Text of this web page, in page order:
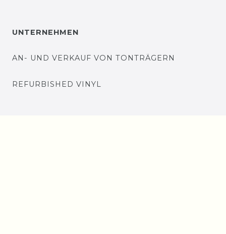
UNTERNEHMEN
AN- UND VERKAUF VON TONTRÄGERN
REFURBISHED VINYL